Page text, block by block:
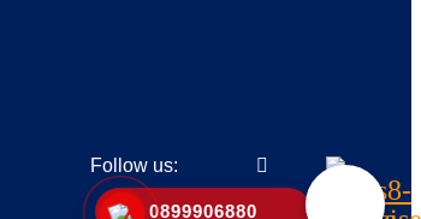
Follow us:
0899906880